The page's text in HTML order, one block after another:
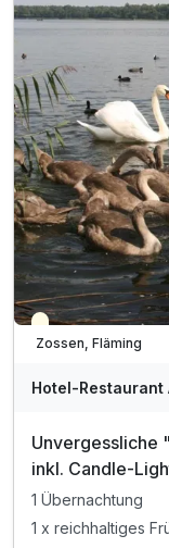
Teilweise
Zossen, Fläming
Hotel-
Unvergessliche
inkl. Candle-
1 Übernachtung
1 x reichhaltiges